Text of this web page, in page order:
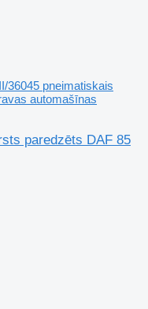
36045 pneimatiskais
automašīnas
paredzēts DAF 85